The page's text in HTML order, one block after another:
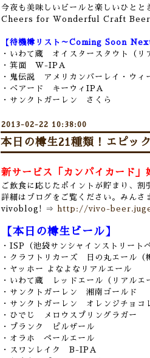
今夜も美味しいビールと楽しいひとと
Cheers for Wonderful Craft
【待機樽リスト～Coming Soon
・いわて蔵 オイスタースタウト（リ
・箕面 W-IPA
・鬼伝説 アメリカンバーレイ・ウィ
・ベアード キーウィIPA
・サンクトガーレン さくら
2013-02-22 10:38:00
本日の樽生21種類！エピッ
新サービス「カンパイカード」
ご飲食に応じたポイントが貯まり、割
詳細はブログをご覧ください。みん
vivoblog! ⇒
http://vivo-
【本日の樽生ビール】
・ISP（池袋サンシャインストリート
・クラフトリカーズ 日の丸エール（
・ヤッホー よなよなリアルエール
・いわて蔵 レッドエール（リアルエ
・サンクトガーレン 湘南ゴールド
・サンクトガーレン オレンジチョコ
・ひでじ メロウスプリングラガー
・プランク ピルザール
・オラホ ペールエール
・スワンレイク B-IPA